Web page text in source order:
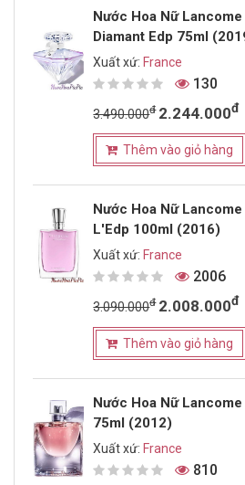
Nước Hoa Nữ
Diamant Edp 75ml
Xuất xứ:France
130
3.490.000đ 2.244.000đ
Thêm vào giỏ hàng
Nước Hoa Nữ
L'Edp 100ml (2016)
Xuất xứ: France
2006
3.090.000đ 2.008.000đ
Thêm vào giỏ hàng
Nước Hoa Nữ
75ml (2012)
Xuất xứ: France
810